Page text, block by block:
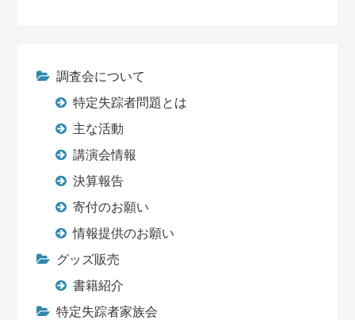
調査会について
特定失踪者問題とは
主な活動
講演会情報
決算報告
寄付のお願い
情報提供のお願い
グッズ販売
書籍紹介
特定失踪者家族会